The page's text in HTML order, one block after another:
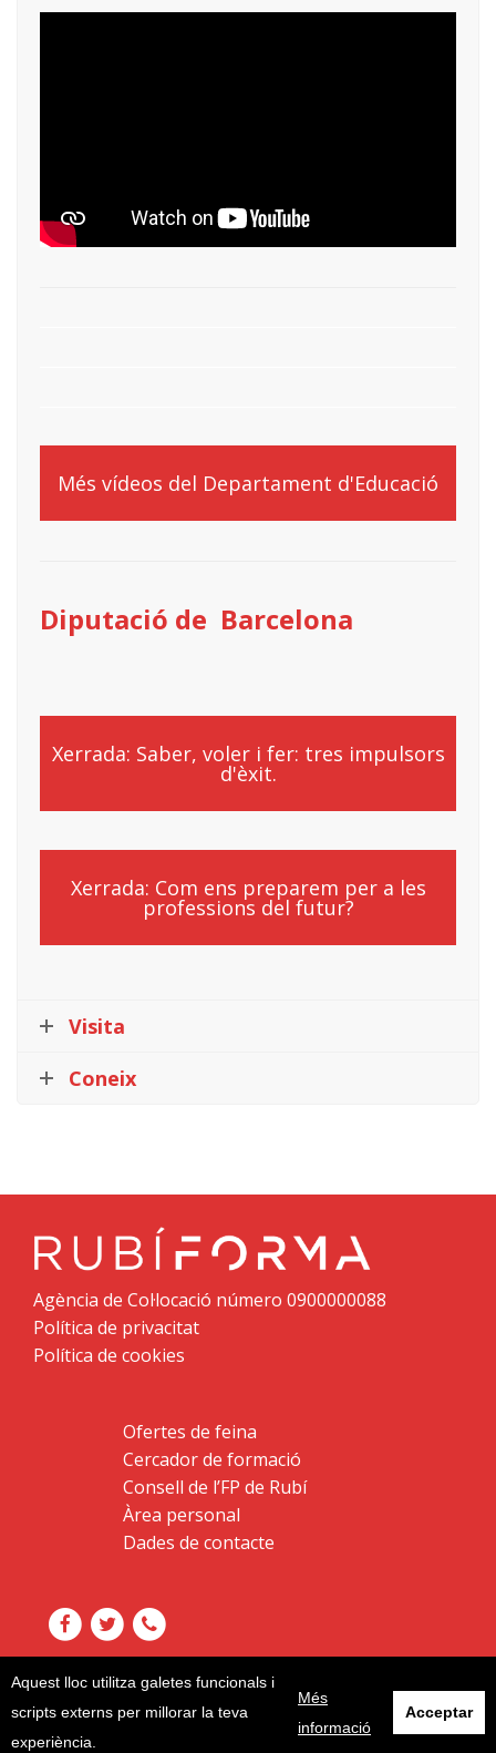
Aquest lloc utilitza galetes funcionals i
scripts externs per millorar la teva
experiència.
Més
informació
Acceptar
Més vídeos del Departament d'Educació
Diputació de Barcelona
Xerrada: Saber, voler i fer: tres impulsors
d'èxit.
Xerrada: Com ens preparem per a les
professions del futur?
Visita
Coneix
Agència de Col·locació número 0900000088
Política de privacitat
Política de cookies
Ofertes de feina
Cercador de formació
Consell de l’FP de Rubí
Àrea personal
Dades de contacte